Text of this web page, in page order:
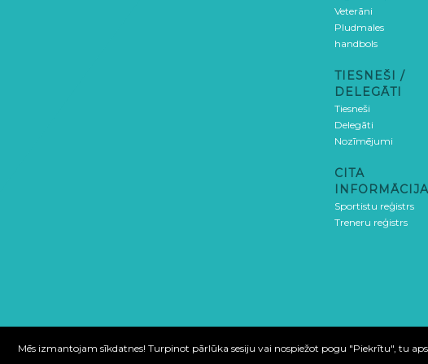
Mēs izmantojam sīkdatnes! Turpinot pārlūka sesiju vai nospiežot pogu "Piekrītu", tu
Veterāni
Pludmales
handbols
TIESNEŠI /
DELEGĀTI
Tiesneši
Delegāti
Nozīmējumi
CITA
INFORMĀCIJA
Sportistu reģistrs
Treneru reģistrs